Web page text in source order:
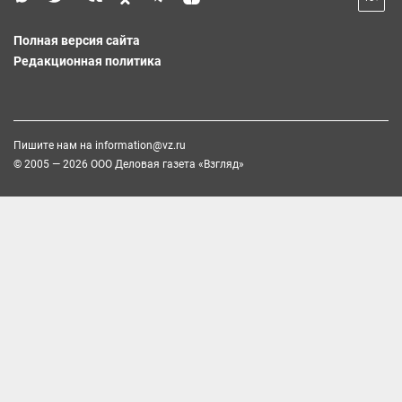
Полная версия сайта
Редакционная политика
Пишите нам на information@vz.ru
© 2005 — 2026 ООО Деловая газета «Взгляд»